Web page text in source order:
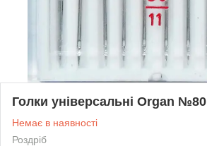
Голки універсальні Organ №80
Немає в наявності
Роздріб